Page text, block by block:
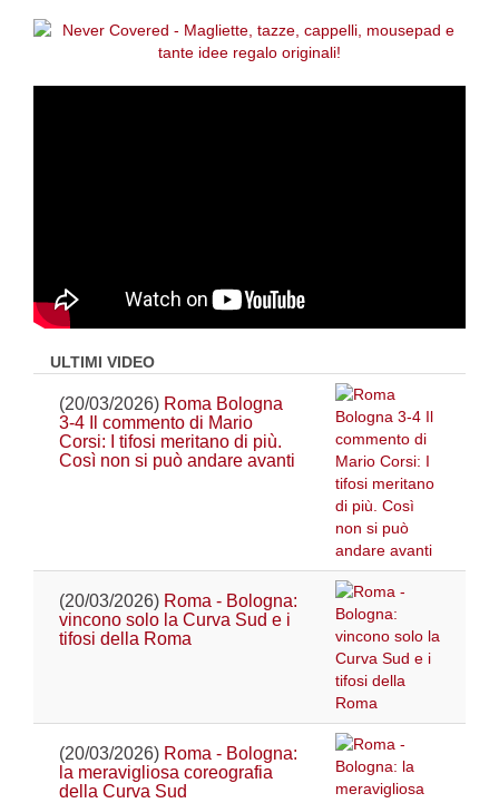
ULTIMI VIDEO
(20/03/2026) Roma Bologna
3-4 Il commento di Mario
Corsi: I tifosi meritano di più.
Così non si può andare avanti
(20/03/2026) Roma - Bologna:
vincono solo la Curva Sud e i
tifosi della Roma
(20/03/2026) Roma - Bologna:
la meravigliosa coreografia
della Curva Sud